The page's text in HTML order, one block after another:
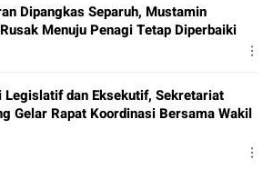
Dipangkas Separuh, Mustamin
Menuju Penagi Tetap Diperbaiki
Legislatif dan Eksekutif, Sekretariat
Gelar Rapat Koordinasi Bersama Wakil